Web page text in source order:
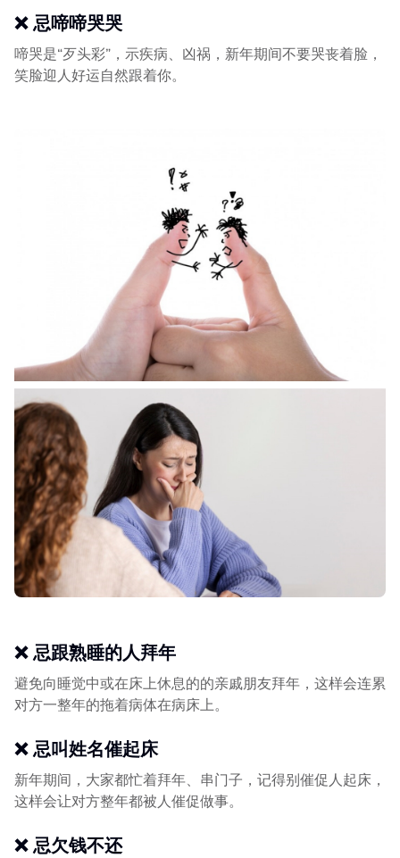
❌ 忌啼啼哭哭
啼哭是“歹头彩”，示疾病、凶祸，新年期间不要哭丧着脸，
笑脸迎人好运自然跟着你。
❌ 忌跟熟睡的人拜年
避免向睡觉中或在床上休息的的亲戚朋友拜年，这样会连累
对方一整年的拖着病体在病床上。
❌ 忌叫姓名催起床
新年期间，大家都忙着拜年、串门子，记得别催促人起床，
这样会让对方整年都被人催促做事。
❌ 忌欠钱不还